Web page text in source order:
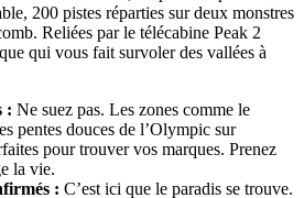
200 pistes réparties sur deux monstres
Reliées par le télécabine Peak 2
qui vous fait survoler des vallées à
: Ne suez pas. Les zones comme le
pentes douces de l’Olympic sur
pour trouver vos marques. Prenez
la vie.
: C’est ici que le paradis se trouve.